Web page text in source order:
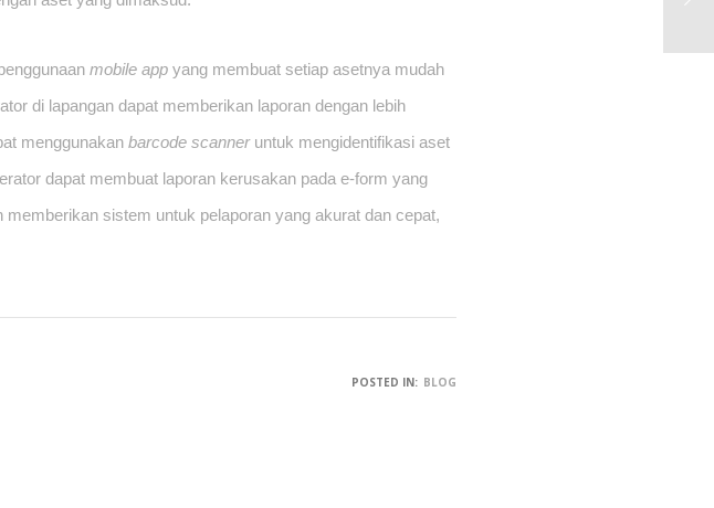
mobile app yang membuat setiap asetnya mudah
di lapangan dapat memberikan laporan dengan lebih
menggunakan barcode scanner untuk mengidentifikasi aset
dapat membuat laporan kerusakan pada e-form yang
memberikan sistem untuk pelaporan yang akurat dan cepat,
POSTED IN: BLOG